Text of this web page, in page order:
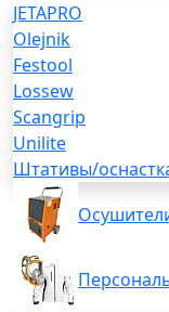
JETAPRO
Olejnik
Festool
Lossew
Scangrip
Unilite
Штативы/